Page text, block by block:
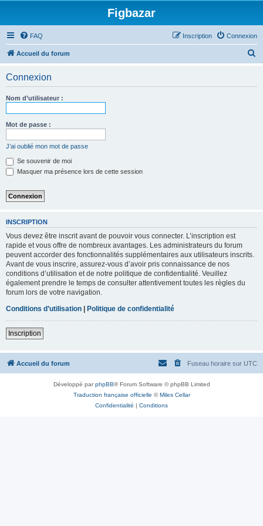
Figbazar
FAQ Connexion
Inscription
Accueil du forum
Connexion
Nom d’utilisateur :
Mot de passe :
J’ai oublié mon mot de passe
Se souvenir de moi
Masquer ma présence lors de cette session
INSCRIPTION
Vous devez être inscrit avant de pouvoir vous connecter. L’inscription est
rapide et vous offre de nombreux avantages. Les administrateurs du forum
peuvent accorder des fonctionnalités supplémentaires aux utilisateurs inscrits.
Avant de vous inscrire, assurez-vous d’avoir pris connaissance de nos
conditions d’utilisation et de notre politique de confidentialité. Veuillez
également prendre le temps de consulter attentivement toutes les règles du
forum lors de votre navigation.
Conditions d’utilisation | Politique de confidentialité
Inscription
Accueil du forum Fuseau horaire sur UTC
Développé parphpBB® Forum Software © phpBB Limited
Traduction française officielle ©Miles Cellar
Confidentialité | Conditions